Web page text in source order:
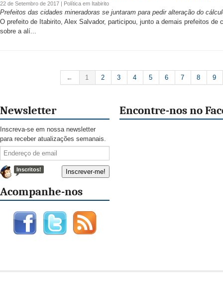
22 de Setembro de 2017 | Política em Itabirito
Prefeitos das cidades mineradoras se juntaram para pedir alteração do
O prefeito de Itabirito, Alex Salvador, participou, junto a demais prefeitos de
sobre a alí...
← 1 2 3 4 5 6 7 8 9
Newsletter
Inscreva-se em nossa newsletter
para receber atualizações semanais.
Inscritos!
Acompanhe-nos
Encontre-nos no